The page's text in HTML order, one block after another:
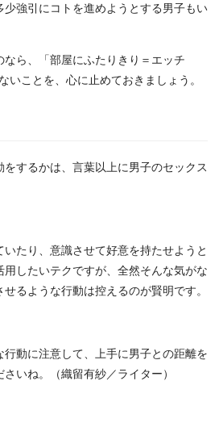
強引にコトを進めようとする男子もい
ら、「部屋にふたりきり＝エッチ
いことを、心に止めておきましょう。
をするかは、言葉以上に男子のセックス
たり、意識させて好意を持たせようと
したいテクですが、全然そんな気がな
るような行動は控えるのが賢明です。
動に注意して、上手に男子との距離を
いね。（織留有紗／ライター）